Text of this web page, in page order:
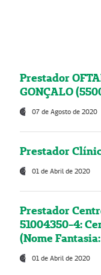
Prestador
GONÇALO
07 de Agosto de 2020
Prestador
01 de Abril de 2020
Prestador
51004350-4:
(Nome
01 de Abril de 2020